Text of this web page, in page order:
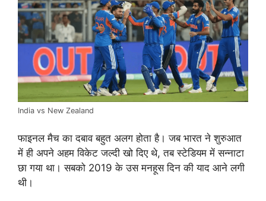
India vs New Zealand
फाइनल मैच का दबाव बहुत अलग होता है। जब भारत ने शुरुआत
में ही अपने अहम विकेट जल्दी खो दिए थे, तब स्टेडियम में सन्नाटा
छा गया था। सबको 2019 के उस मनहूस दिन की याद आने लगी
थी।